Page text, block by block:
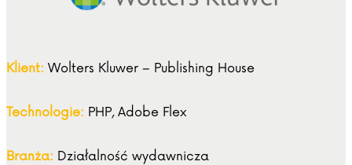
Klient: Wolters Kluwer – Publishing House
Technologie: PHP, Adobe Flex
Branża: Działalność wydawnicza